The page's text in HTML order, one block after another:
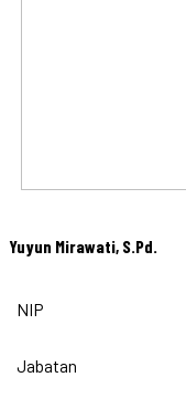
Yuyun Mirawati, S.Pd.
NIP
Jabatan